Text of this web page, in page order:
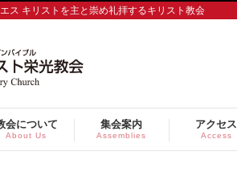
ス キリストを主と崇め礼拝するキリスト教会
会について
About Us
集会案内
Assemblies
アクセス
Access